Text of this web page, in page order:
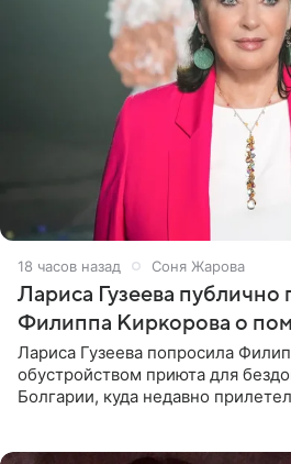
18 часов назад Соня Жарова
Лариса Гузеева публично
Филиппа Киркорова о
Лариса Гузеева попросила
обустройством приюта для
Болгарии, куда недавно